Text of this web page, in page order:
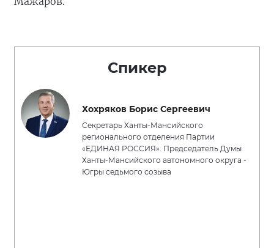
Спикер
Хохряков Борис Сергеевич
Секретарь Ханты-Мансийского
регионального отделения Партии
«ЕДИНАЯ РОССИЯ». Председатель Думы
Ханты-Мансийского автономного округа -
Югры седьмого созыва